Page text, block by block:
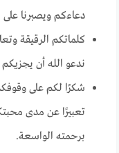
دعاءكم ويصبرنا على
كلماتكم الرقيقة
ندعو الله أن
شكرًا لكم على
تعبيرًا عن مدى
برحمته الواسعة.